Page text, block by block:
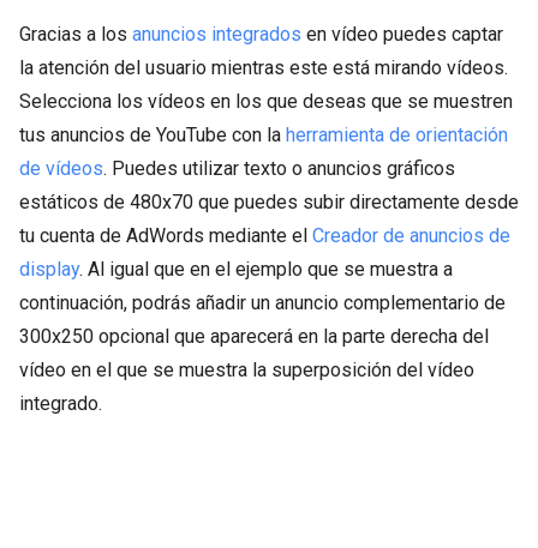
Gracias a los anuncios integrados en vídeo puedes captar
la atención del usuario mientras este está mirando vídeos.
Selecciona los vídeos en los que deseas que se muestren
tus anuncios de YouTube con la herramienta de orientación
de vídeos. Puedes utilizar texto o anuncios gráficos
estáticos de 480x70 que puedes subir directamente desde
tu cuenta de AdWords mediante el Creador de anuncios de
display. Al igual que en el ejemplo que se muestra a
continuación, podrás añadir un anuncio complementario de
300x250 opcional que aparecerá en la parte derecha del
vídeo en el que se muestra la superposición del vídeo
integrado.